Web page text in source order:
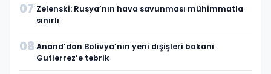
07 Zelenski: Rusya’nın hava savunması mühimmatla
sınırlı
08Anand’dan Bolivya’nın yeni dışişleri bakanı
Gutierrez’e tebrik